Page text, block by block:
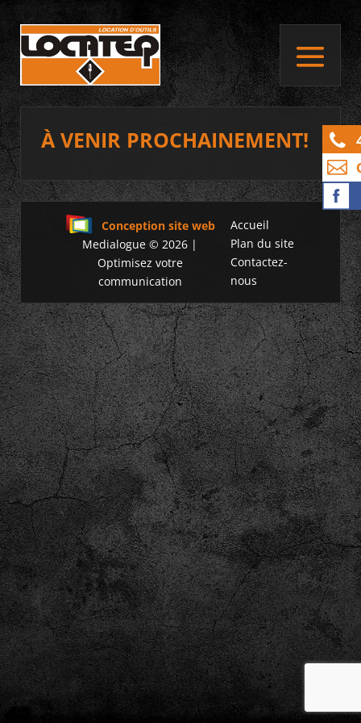
À VENIR PROCHAINEMENT!
Conception site web
Medialogue © 2026 |
Optimisez votre
communication
Accueil
Plan du site
Contactez-
nous